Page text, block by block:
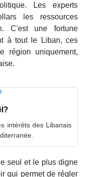
Les experts
les ressources
C'est une fortune
à tout le Liban, ces
région uniquement,
intérêts des Libanais
seul et le plus digne
qui permet de régler